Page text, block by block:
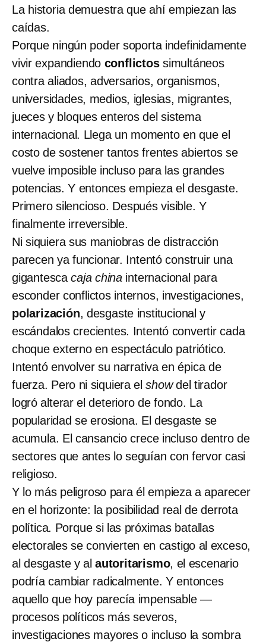
La historia demuestra que ahí empiezan las
caídas.
Porque ningún poder soporta indefinidamente
vivir expandiendo conflictossimultáneos
contra aliados, adversarios, organismos,
universidades, medios, iglesias, migrantes,
jueces y bloques enteros del sistema
internacional. Llega un momento en que el
costo de sostener tantos frentes abiertos se
vuelve imposible incluso para las grandes
potencias. Y entonces empieza el desgaste.
Primero silencioso. Después visible. Y
finalmente irreversible.
Ni siquiera sus maniobras de distracción
parecen ya funcionar. Intentó construir una
gigantescacaja china internacional para
esconder conflictos internos, investigaciones,
polarización, desgaste institucional y
escándalos crecientes. Intentó convertir cada
choque externo en espectáculo patriótico.
Intentó envolver su narrativa en épica de
fuerza. Pero ni siquiera elshowdel tirador
logró alterar el deterioro de fondo. La
popularidad se erosiona. El desgaste se
acumula. El cansancio crece incluso dentro de
sectores que antes lo seguían con fervor casi
religioso.
Y lo más peligroso para él empieza a aparecer
en el horizonte: la posibilidad real de derrota
política. Porque si las próximas batallas
electorales se convierten en castigo al exceso,
al desgaste y alautoritarismo, el escenario
podría cambiar radicalmente. Y entonces
aquello que hoy parecía impensable —
procesos políticos más severos,
investigaciones mayores o incluso la sombra